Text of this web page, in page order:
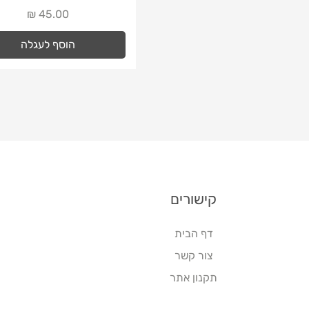
מחיר
הוסף לעגלה
קישורים
דף הבית
צור קשר
תקנון אתר